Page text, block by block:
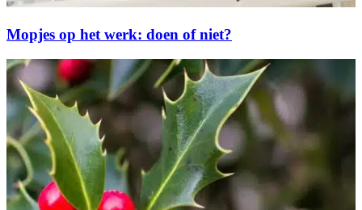
Mopjes op het werk: doen of niet?